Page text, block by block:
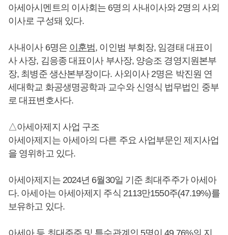
아세아시멘트의 이사회는 6명의 사내이사와 2명의 사외
이사로 구성돼 있다.
사내이사 6명은 이훈범, 이인범 부회장, 임경태 대표이
사 사장, 김응종 대표이사 부사장, 양승조 경영지원본부
장, 최병준 생산본부장이다. 사외이사 2명은 박진원 연
세대학교 화공생명공학과 교수와 신영식 법무법인 중부
로 대표변호사다.
△아세아제지 사업 구조
아세아제지는 아세아의 다른 주요 사업부문인 제지사업
을 영위하고 있다.
아세아제지는 2024년 6월30일 기준 최대주주가 아세아
다. 아세아는 아세아제지 주식 2113만1550주(47.19%)를
보유하고 있다.
아세아 등 최대주주 및 특수관계인 5명이 49.76%의 지